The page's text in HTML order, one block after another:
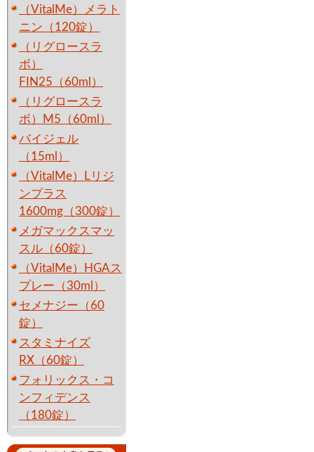
（VitalMe）メラト
ニン（120錠）
（リグロースラ
ボ）
FIN25（60ml）
（リグロースラ
ボ）M5（60ml）
バイジェル
（15ml）
（VitalMe）Lリジ
ンプラス
1600mg（300錠）
メガマックスマッ
スル（60錠）
（VitalMe）HGAス
プレー（30ml）
セメナジー（60
錠）
スタミナイズ
RX（60錠）
フォリックス・コ
ンフィデンス
（180錠）